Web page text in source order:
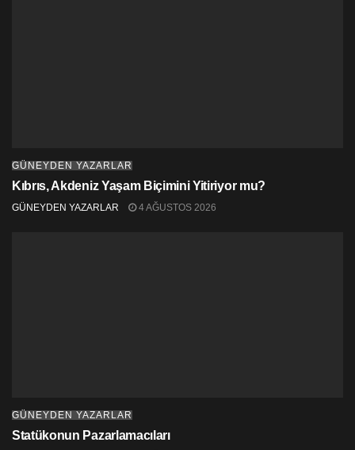
GÜNEYDEN YAZARLAR
Kıbrıs, Akdeniz Yaşam Biçimini Yitiriyor mu?
GÜNEYDEN YAZARLAR 4 AĞUSTOS 2026
GÜNEYDEN YAZARLAR
Statükonun Pazarlamacıları